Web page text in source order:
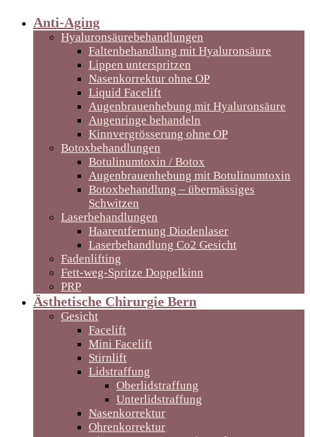
Anti-Aging
Hyaluronsäurebehandlungen
Faltenbehandlung mit Hyaluronsäure
Lippen unterspritzen
Nasenkorrektur ohne OP
Liquid Facelift
Augenbrauenhebung mit Hyaluronsäure
Augenringe behandeln
Kinnvergrösserung ohne OP
Botoxbehandlungen
Botulinumtoxin / Botox
Augenbrauenhebung mit Botulinumtoxin
Botoxbehandlung – übermässiges
Schwitzen
Laserbehandlungen
Haarentfernung Diodenlaser
Laserbehandlung Co2 Gesicht
Fadenlifting
Fett-weg-Spritze Doppelkinn
PRP
Ästhetische Chirurgie Bern
Gesicht
Facelift
Mini Facelift
Stirnlift
Lidstraffung
Oberlidstraffung
Unterlidstraffung
Nasenkorrektur
Ohrenkorrektur